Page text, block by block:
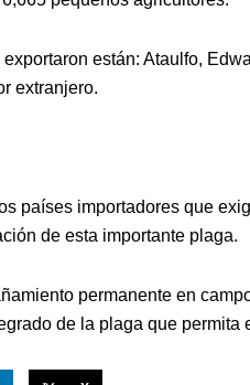
están: Ataulfo,
extranjero.
países importadores que
de esta importante plaga.
permanente en
de la plaga que